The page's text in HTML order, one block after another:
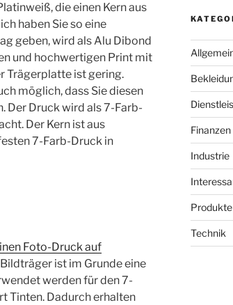
die einen Kern aus
haben Sie so eine
geben, wird als Alu Dibond
und hochwertigen Print mit
Trägerplatte ist gering.
möglich, dass Sie diesen
Der Druck wird als 7-Farb-
Der Kern ist aus
7-Farb-Druck in
Foto-Druck auf
Bildträger ist im Grunde eine
werden für den 7-
Tinten. Dadurch erhalten
Finanzen
Industrie
Produkte
Technik